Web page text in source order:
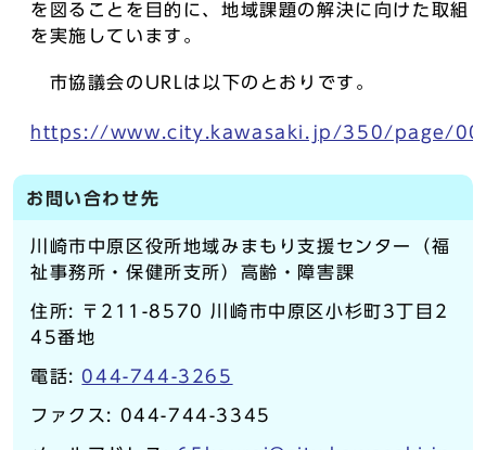
を図ることを目的に、地域課題の解決に向けた取組
を実施しています。
市協議会のURLは以下のとおりです。
https://www.city.kawasaki.jp/350/page/
お問い合わせ先
川崎市中原区役所地域みまもり支援センター（福
祉事務所・保健所支所）高齢・障害課
住所: 〒211-8570 川崎市中原区小杉町3丁目2
45番地
電話: 044-744-3265
ファクス: 044-744-3345